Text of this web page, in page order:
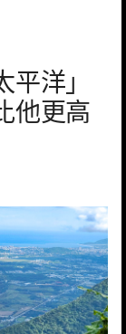
洋」
他更高